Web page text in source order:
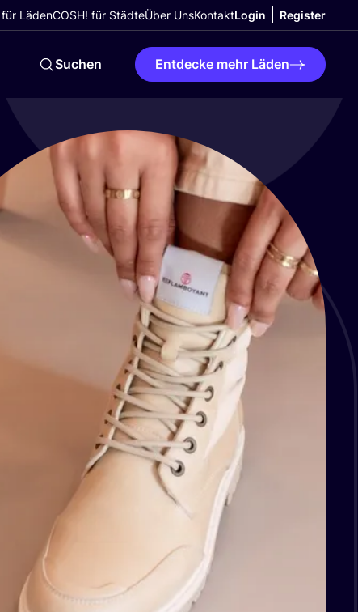
für LädenCOSH! für StädteÜber UnsKontaktLogin Register
Suchen Entdecke mehr Läden